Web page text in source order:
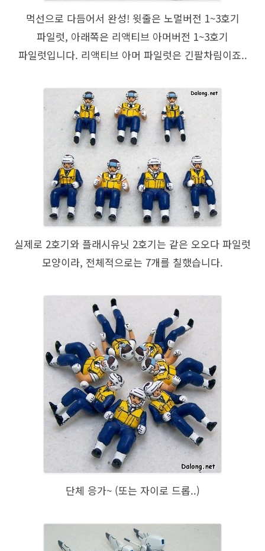
먹선으로 다듬어서 완성! 윗줄은 노멀버전 1~3호기
파일럿, 아래쪽은 리액티브 아머버전 1~3호기
파일럿입니다. 리액티브 아머 파일럿은 긴팔차림이죠..
실제로 2호기와 플래시유닛 2호기는 같은 오오다 파일럿
모양이라, 전체적으로는 7개를 칠했습니다.
단체 응가~ (또는 자이로 드롭..)